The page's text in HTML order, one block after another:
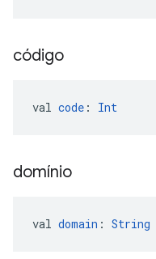
código
val code : Int
domínio
val domain : String